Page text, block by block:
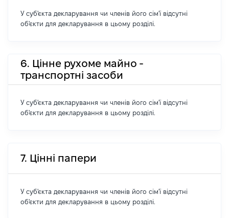
У суб'єкта декларування чи членів його сім'ї відсутні
об'єкти для декларування в цьому розділі.
6. Цінне рухоме майно -
транспортні засоби
У суб'єкта декларування чи членів його сім'ї відсутні
об'єкти для декларування в цьому розділі.
7. Цінні папери
У суб'єкта декларування чи членів його сім'ї відсутні
об'єкти для декларування в цьому розділі.